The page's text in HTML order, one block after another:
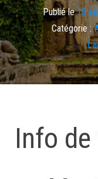
Publié le15
Catégorie :
Info